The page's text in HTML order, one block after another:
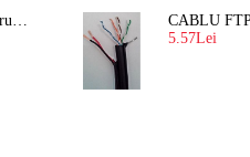
Card microSD Kioxia pentru CCTV cu capacitate memorie 128GB Ultra HD 4K LMEX2L128GG2
5.57Lei